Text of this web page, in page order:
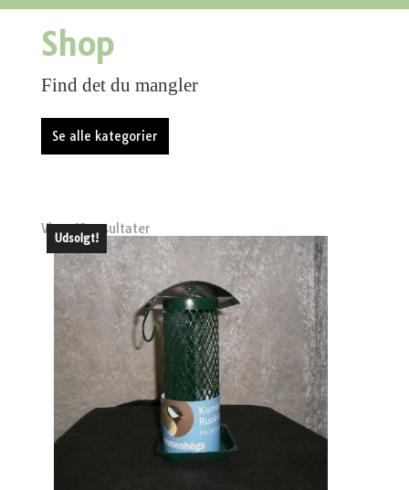
Shop
Find det du mangler
Se alle kategorier
Viser 13 resultater
Udsolgt!